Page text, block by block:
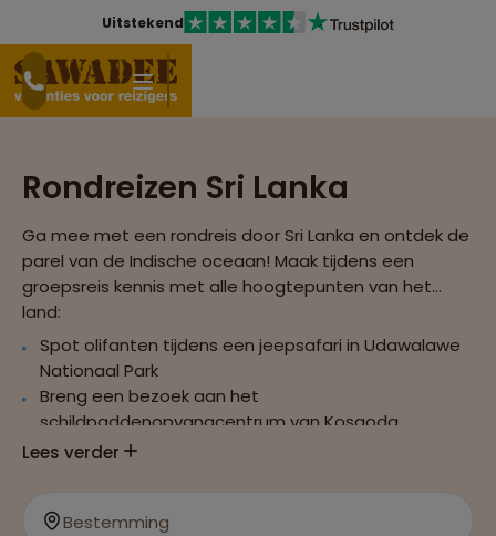
Uitstekend
Rondreizen Sri Lanka
Ga mee met een rondreis door Sri Lanka en ontdek de
parel van de Indische oceaan! Maak tijdens een
groepsreis kennis met alle hoogtepunten van het
land:
Spot olifanten tijdens een jeepsafari in Udawalawe
Nationaal Park
Breng een bezoek aan het
schildpaddenopvangcentrum van Kosgoda
Verdiep je in de fascinerende cultuur
Lees verder
Bestemming